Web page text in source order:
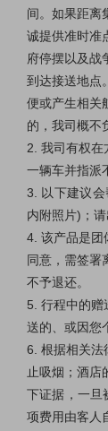
间。如果距离
诚提供准时准
府停摆以及战
到达接送地点
便或产生相关
的，我司概不
2. 我司有权在
一辆车并指派
3. 以下建议
内附照片)；
4. 该产品是团
同意，需签署
不予退还。
5. 行程中的赠
送的、或因您
6. 根据相关法
止吸烟；酒店
下证据，一旦
项费用由客人